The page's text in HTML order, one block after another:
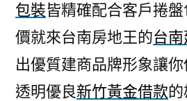
包裝皆精確配合客戶捲
價就來台南房地王的台
出優質建商品牌形象讓
透明優良新竹黃金借款